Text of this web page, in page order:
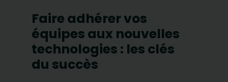
Faire adhérer vos
équipes aux nouvelles
technologies : les clés
du succès